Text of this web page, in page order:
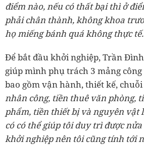
điểm nào, nếu có thất bại thì ở
phải chân thành, không khoa
họ miếng bánh quá không thực
Để bắt đầu khởi nghiệp, Trần
giúp mình phụ trách 3 mảng
bao gồm vận hành, thiết kế,
nhân công, tiền thuê văn phòng,
phẩm, tiền thiết bị và nguyên vật
có có thể giúp tôi duy trì được
khởi nghiệp nên tôi cũng tính tới